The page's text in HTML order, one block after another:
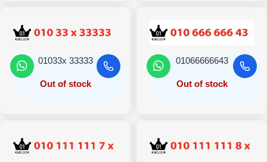
01066666643
Out of stock
01033x 33333
Out of stock